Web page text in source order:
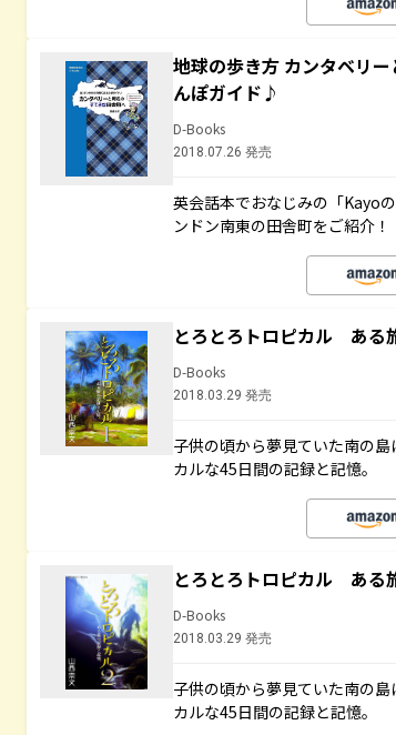
地球の歩き方 カンタベリ
んぽガイド♪
D-Books
2018.07.26 発売
英会話本でおなじみの「Kayo
ンドン南東の田舎町をご紹介！
とろとろトロピカル あ
D-Books
2018.03.29 発売
子供の頃から夢見ていた南の
カルな45日間の記録と記憶。
とろとろトロピカル あ
D-Books
2018.03.29 発売
子供の頃から夢見ていた南の
カルな45日間の記録と記憶。